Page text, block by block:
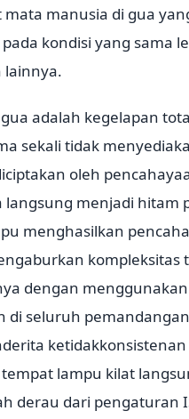
manusia di gua
kondisi yang sama
lainnya.
adalah kegelapan
sekali tidak
oleh
menjadi hitam
menghasilkan
kompleksitas
dengan
di seluruh
lampu kilat
derau dari pengaturan